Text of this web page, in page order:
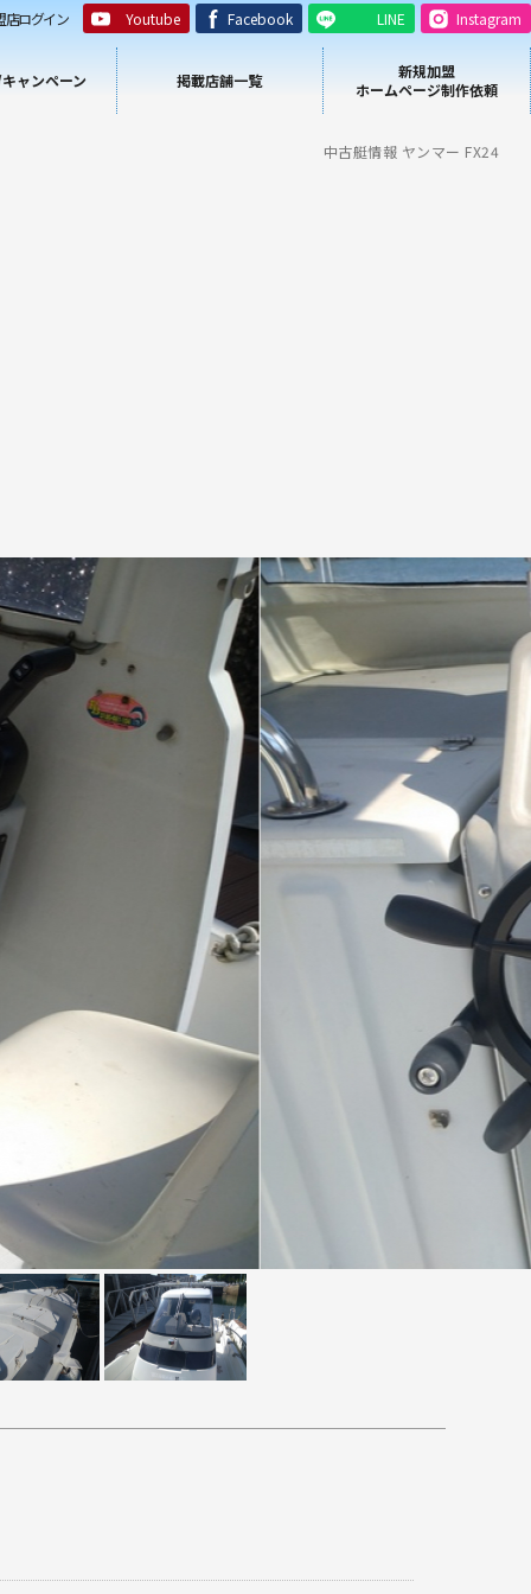
店ログイン Youtube Facebook LINE Instagram
ャンペーン 掲載店舗一覧
新規加盟
ホームページ制作依頼
中古艇情報 ヤンマー FX24